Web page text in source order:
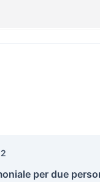
per due